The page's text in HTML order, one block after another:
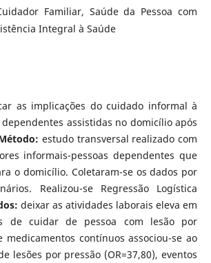
Familiar, Saúde da Pessoa com
Integral à Saúde
as implicações do cuidado informal à
assistidas no domicílio após
estudo transversal realizado com
informais-pessoas dependentes que
o domicílio. Coletaram-se os dados por
Realizou-se Regressão Logística
deixar as atividades laborais eleva em
de cuidar de pessoa com lesão por
medicamentos contínuos associou-se ao
lesões por pressão (OR=37,80), eventos